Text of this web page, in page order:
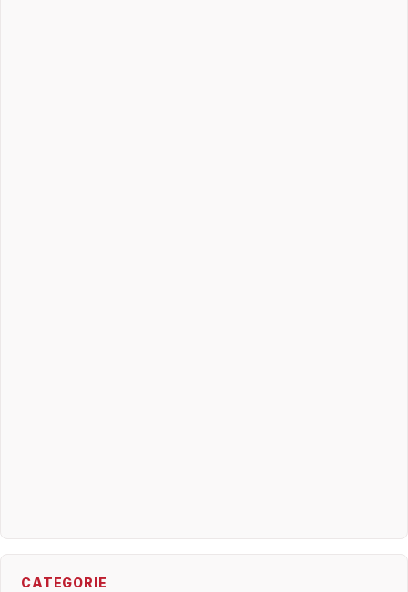
CATEGORIE